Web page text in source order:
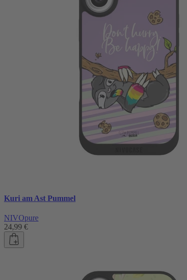
Kuri am Ast Pummel
NIVOpure
24,99 €